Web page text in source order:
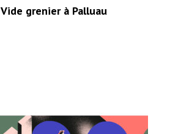
Vide grenier à Palluau